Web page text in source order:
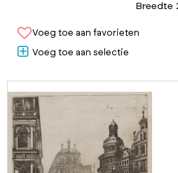
Breedte
Voeg toe aan favorieten
Voeg toe aan selectie